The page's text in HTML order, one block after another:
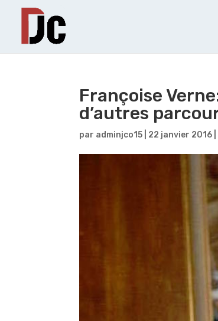
Françoise
d’autres
par adminjco15 22 janvier 2016